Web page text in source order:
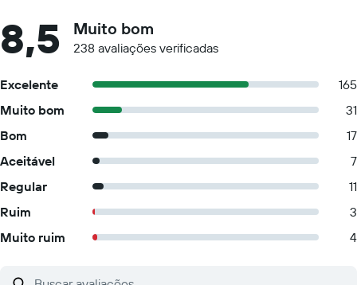
8,5 Muito bom
238 avaliações verificadas
Excelente
165
Muito bom
31
Bom
17
Aceitável
7
Regular
11
Ruim
3
Muito ruim
4